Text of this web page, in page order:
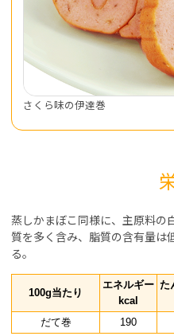
さくら味の伊達巻
蒸しかまぼこ同様に、主原料の
質を多く含み、脂質の含有量は
る。
100g当たり
エネルギー
kcal
た
だて巻
190